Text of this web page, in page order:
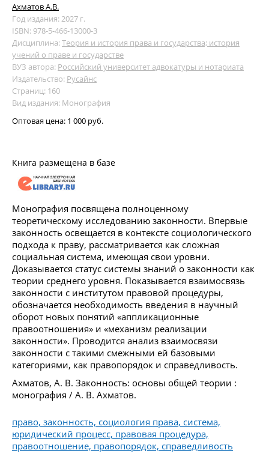
Ахматов А.В.
Год издания: 2027 г.
ISBN: 978-5-466-13000-3
Дисциплина:Теория и история права и государства; история
учений о праве и государстве
ВУЗ автора: Российский университет адвокатуры и нотариата
Издательство: Русайнс
Страниц: 160
Вид издания: Монография
Оптовая цена: 1 000 руб.
Книга размещена в базе
Монография посвящена полноценному
теоретическому исследованию законности. Впервые
законность освещается в контексте социологического
подхода к праву, рассматривается как сложная
социальная система, имеющая свои уровни.
Доказывается статус системы знаний о законности как
теории среднего уровня. Показывается взаимосвязь
законности с институтом правовой процедуры,
обозначается необходимость введения в научный
оборот новых понятий «аппликационные
правоотношения» и «механизм реализации
законности». Проводится анализ взаимосвязи
законности с такими смежными ей базовыми
категориями, как правопорядок и справедливость.
Ахматов, А. В. Законность: основы общей теории :
монография / А. В. Ахматов.
право, законность, социология права, система,
юридический процесс, правовая процедура,
правоотношение, правопорядок, справедливость